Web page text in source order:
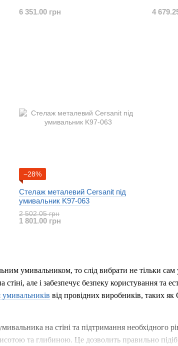
умивальником, то слід вибрати не тільки
але і забезпечує безпеку користування та
умивальників від провідних виробників, таких
на стіні та підтримання необхідного
та глибиною. Це дозволить правильно
6 351.00 грн
4
−28%
Стелаж металевий Cersanit під
умивальник K97-063
2 502.05 грн
1 801.00 грн